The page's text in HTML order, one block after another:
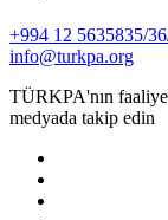
+994 12 5635835/
info@turkpa.org
TÜRKPA'nın
medyada takip edin